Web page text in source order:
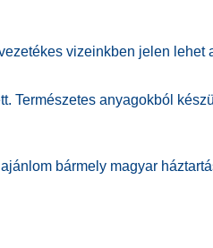
vizeinkben jelen lehet
Természetes anyagokból
bármely magyar